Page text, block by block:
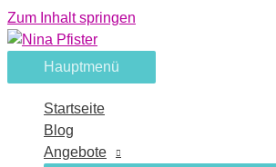
Zum Inhalt springen
Hauptmenü
Startseite
Blog
Angebote